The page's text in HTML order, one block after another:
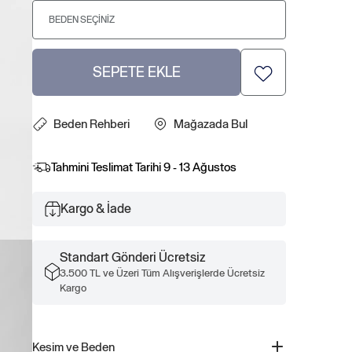
BEDEN SEÇINIZ
SEPETE EKLE
Beden Rehberi Mağazada Bul
Tahmini Teslimat Tarihi9 - 13 Ağustos
Kargo & İade
Standart Gönderi Ücretsiz
3.500 TL ve Üzeri Tüm Alışverişlerde Ücretsiz
Kargo
Kesim ve Beden